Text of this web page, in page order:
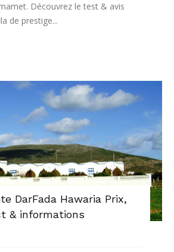
Découvrez le test & avis
de prestige...
DarFada Hawaria Prix,
& informations